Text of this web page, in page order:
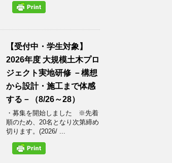
【受付中・学生対象】
2026年度 大規模土木プロ
ジェクト実地研修 －構想
から設計・施工まで体感
する－（8/26～28）
・募集を開始しました ※先着
順のため、20名となり次第締め
切ります。(2026/ ...